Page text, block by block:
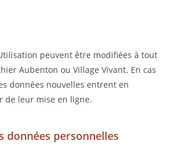
peuvent être modifiées à tout
Aubenton ou Village Vivant. En cas
données nouvelles entrent en
de leur mise en ligne.
données personnelles